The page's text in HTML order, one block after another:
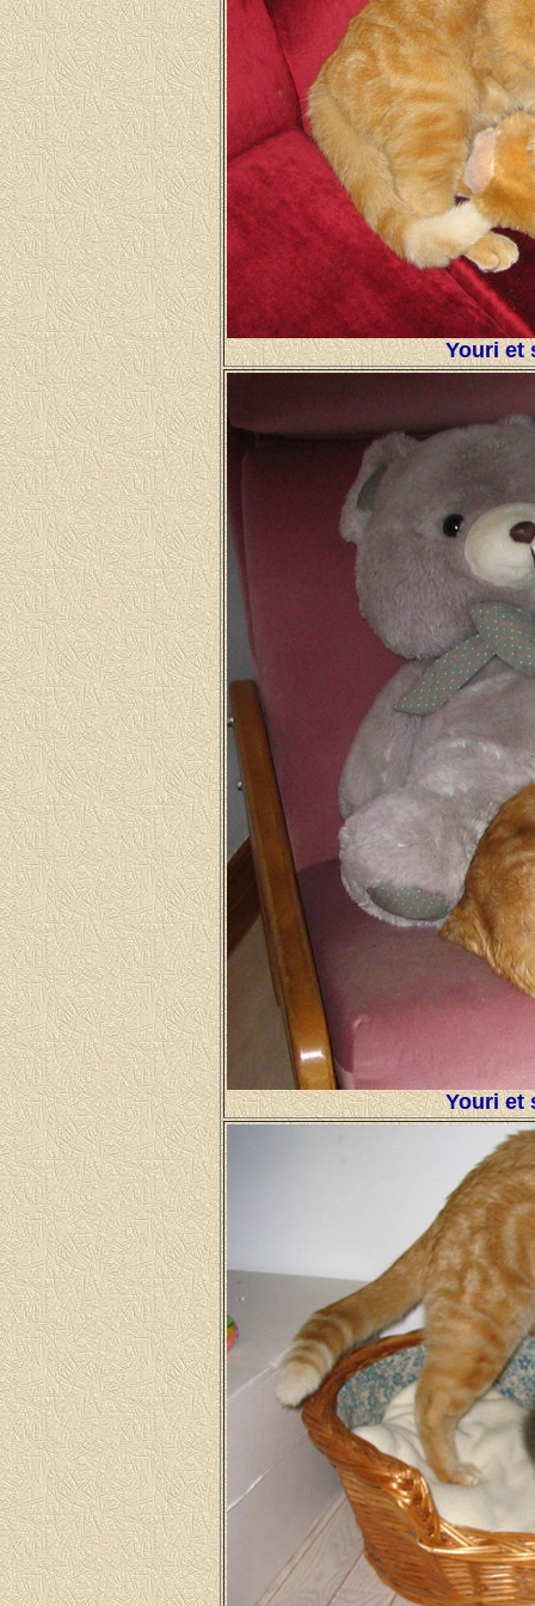
Youri et
Youri et